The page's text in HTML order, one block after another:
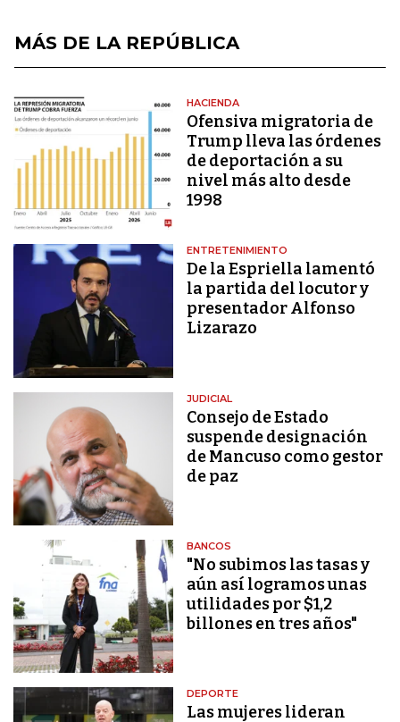
MÁS DE LA REPÚBLICA
HACIENDA
Ofensiva migratoria de
Trump lleva las órdenes
de deportación a su
nivel más alto desde
1998
ENTRETENIMIENTO
De la Espriella lamentó
la partida del locutor y
presentador Alfonso
Lizarazo
JUDICIAL
Consejo de Estado
suspende designación
de Mancuso como gestor
de paz
BANCOS
"No subimos las tasas y
aún así logramos unas
utilidades por $1,2
billones en tres años"
DEPORTE
Las mujeres lideran